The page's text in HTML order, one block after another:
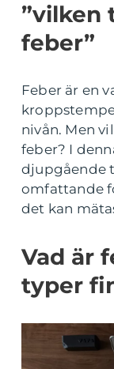
”vilken
feber”
Feber är en
nivån. Men
feber? I
djupgående
omfattande
det kan
Vad är
typer